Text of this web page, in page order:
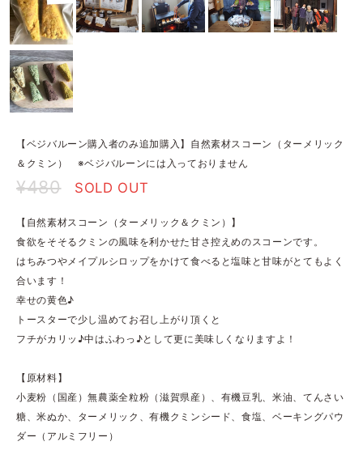
【ベジバルーン購入者のみ追加購入】自然素材スコーン（ターメリック
＆クミン） ※ベジバルーンには入っておりません
¥480 SOLD OUT
【自然素材スコーン（ターメリック＆クミン）】
食欲をそそるクミンの風味を利かせた甘さ控えめのスコーンです。
はちみつやメイプルシロップをかけて食べると塩味と甘味がとてもよく
合います！
幸せの黄色♪
トースターで少し温めてお召し上がり頂くと
フチがカリッ♪中はふわっ♪として更に美味しくなりますよ！
【原材料】
小麦粉（国産）無農薬全粒粉（滋賀県産）、有機豆乳、米油、てんさい
糖、米ぬか、ターメリック、有機クミンシード、食塩、ベーキングパウ
ダー（アルミフリー）